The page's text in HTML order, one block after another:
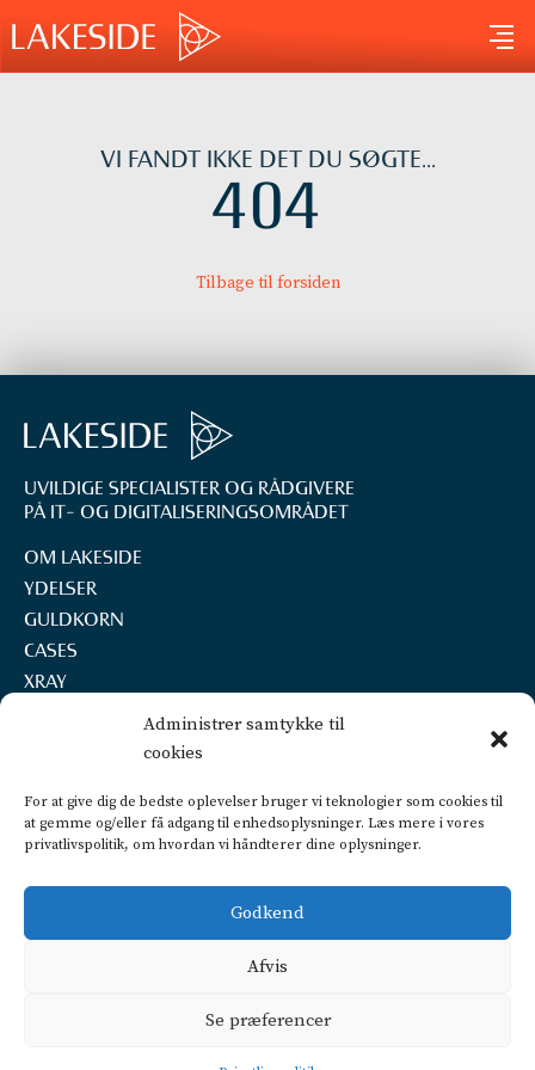
Administrer samtykke til
cookies
For at give dig de bedste oplevelser bruger vi teknologier som cookies til
at gemme og/eller få adgang til enhedsoplysninger. Læs mere i vores
privatlivspolitik, om hvordan vi håndterer dine oplysninger.
Godkend
Afvis
Se præferencer
indholdet
VI FANDT IKKE DET DU SØGTE...
404
Tilbage til forsiden
UVILDIGE SPECIALISTER OG RÅDGIVERE
PÅ IT- OG DIGITALISERINGS­OMRÅDET
OM LAKESIDE
YDELSER
GULDKORN
CASES
XRAY
REKRUTTERING
LAKESIDE A/S
Marselisborg Havnevej 22, 2.th.
8000 Aarhus C
info@lakeside.dk